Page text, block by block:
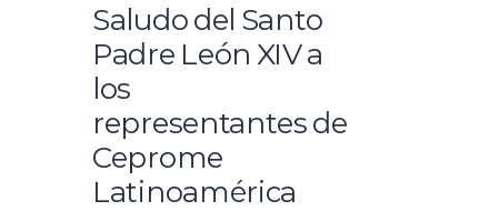
Saludo del Santo
Padre León XIV a
los
representantes de
Ceprome
Latinoamérica